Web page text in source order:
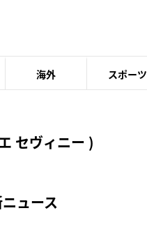
海外 スポーツ
セヴィニー )
ュース